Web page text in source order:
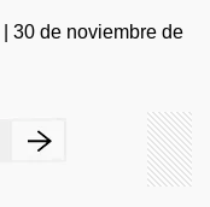
|30 de noviembre de